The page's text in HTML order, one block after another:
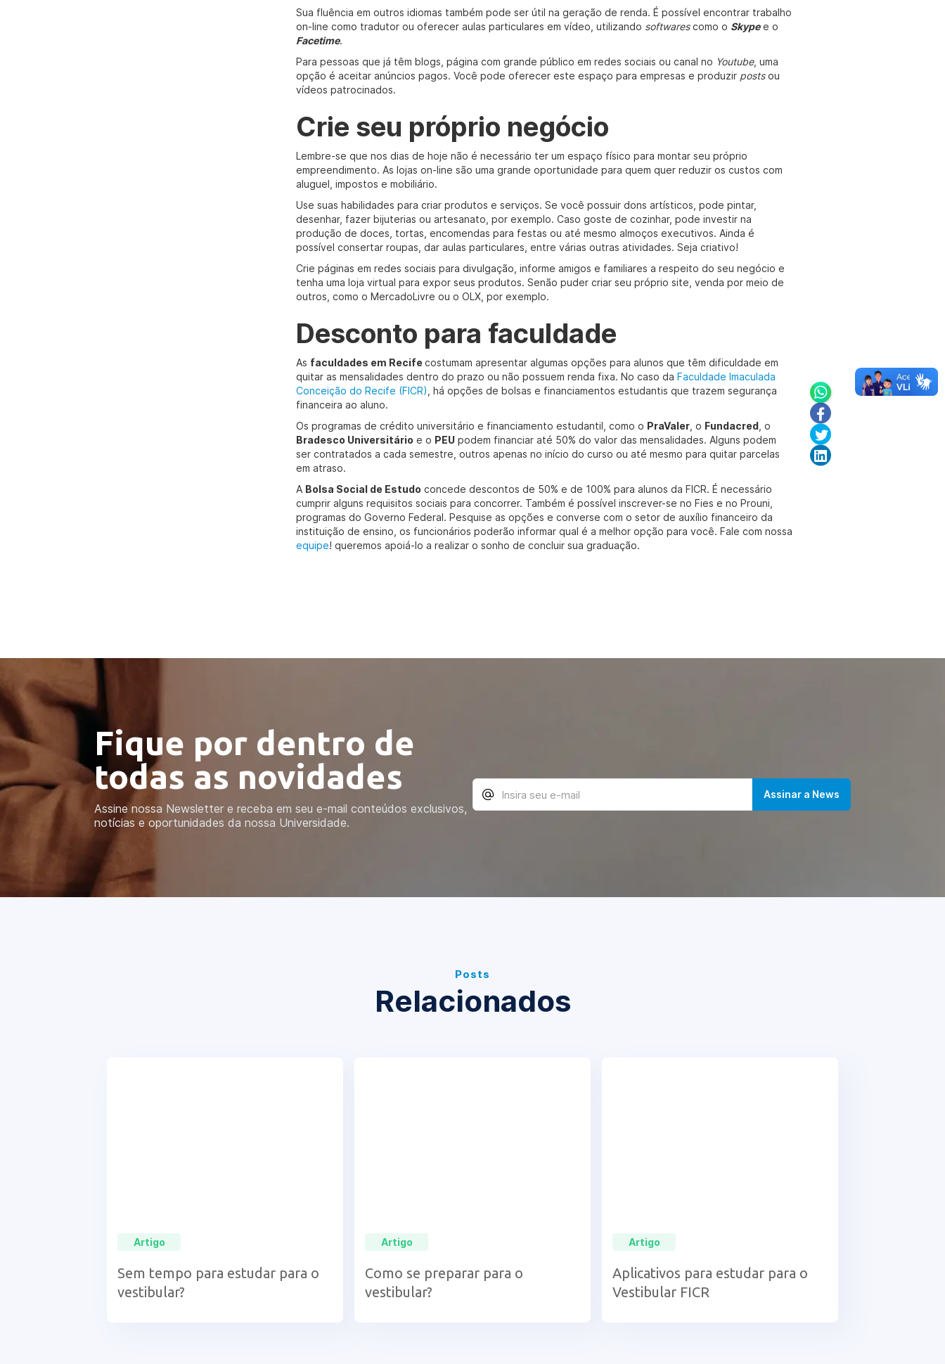
Sua fluência em outros idiomas também pode ser útil na geração de renda. É possível encontrar trabalho
on-line como tradutor ou oferecer aulas particulares em vídeo, utilizando softwarescomo o Skypee o
Facetime.
Para pessoas que já têm blogs, página com grande público em redes sociais ou canal no Youtube, uma
opção é aceitar anúncios pagos. Você pode oferecer este espaço para empresas e produzir postsou
vídeos patrocinados.
Crie seu próprio negócio
Lembre-se que nos dias de hoje não é necessário ter um espaço físico para montar seu próprio
empreendimento. As lojas on-line são uma grande oportunidade para quem quer reduzir os custos com
aluguel, impostos e mobiliário.
Use suas habilidades para criar produtos e serviços. Se você possuir dons artísticos, pode pintar,
desenhar, fazer bijuterias ou artesanato, por exemplo. Caso goste de cozinhar, pode investir na
produção de doces, tortas, encomendas para festas ou até mesmo almoços executivos. Ainda é
possível consertar roupas, dar aulas particulares, entre várias outras atividades. Seja criativo!
Crie páginas em redes sociais para divulgação, informe amigos e familiares a respeito do seu negócio e
tenha uma loja virtual para expor seus produtos. Senão puder criar seu próprio site, venda por meio de
outros, como o MercadoLivre ou o OLX, por exemplo.
Desconto para faculdade
As faculdades em Recifecostumam apresentar algumas opções para alunos que têm dificuldade em
quitar as mensalidades dentro do prazo ou não possuem renda fixa. No caso daFaculdade Imaculada
Conceição do Recife (FICR) , há opções de bolsas e financiamentos estudantis que trazem segurança
financeira ao aluno.
Os programas de crédito universitário e financiamento estudantil, como o PraValer , o Fundacred , o
Bradesco Universitário e o PEU podem financiar até 50% do valor das mensalidades. Alguns podem
ser contratados a cada semestre, outros apenas no início do curso ou até mesmo para quitar parcelas
em atraso.
A Bolsa Social de Estudo concede descontos de 50% e de 100% para alunos da FICR. É necessário
cumprir alguns requisitos sociais para concorrer. Também é possível inscrever-se no Fies e no Prouni,
programas do Governo Federal. Pesquise as opções e converse com o setor de auxílio financeiro da
instituição de ensino, os funcionários poderão informar qual é a melhor opção para você. Fale com nossa
equipe! queremos apoiá-lo a realizar o sonho de concluir sua graduação.
Fique por dentro de
todas as novidades
Assine nossa Newsletter e receba em seu e-mail conteúdos exclusivos,
notícias e oportunidades da nossa Universidade.
Posts
Relacionados
Artigo
Sem tempo para estudar para o
vestibular?
Artigo
Como se preparar para o
vestibular?
Artigo
Aplicativos para estudar para o
Vestibular FICR